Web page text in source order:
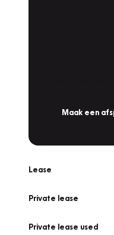
Maak een
Lease
Private lease
Private lease used